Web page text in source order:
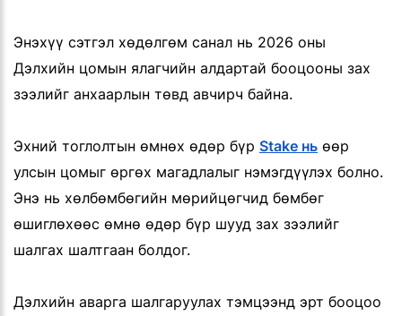
Энэхүү сэтгэл хөдөлгөм санал нь 2026 оны
Дэлхийн цомын ялагчийн алдартай бооцооны зах
зээлийг анхаарлын төвд авчирч байна.
Эхний тоглолтын өмнөх өдөр бүр Stake нь өөр
улсын цомыг өргөх магадлалыг нэмэгдүүлэх болно.
Энэ нь хөлбөмбөгийн мөрийцөгчид бөмбөг
өшиглөхөөс өмнө өдөр бүр шууд зах зээлийг
шалгах шалтгаан болдог.
Дэлхийн аварга шалгаруулах тэмцээнд эрт бооцоо